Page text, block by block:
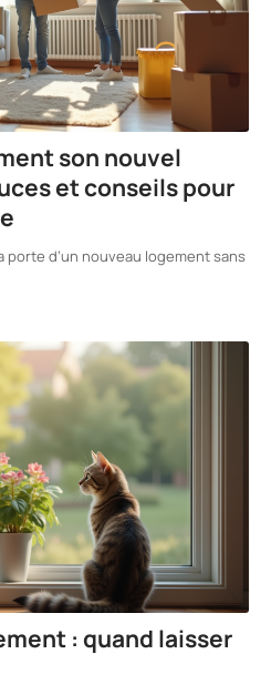
son nouvel
et conseils pour
porte d’un nouveau logement sans
: quand laisser